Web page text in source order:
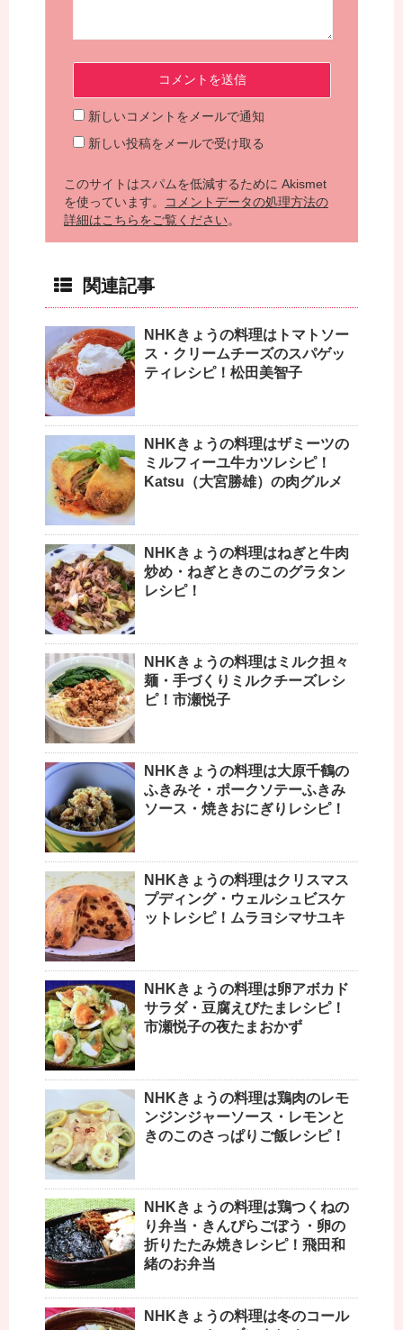
新しいコメントをメールで通知
新しい投稿をメールで受け取る
このサイトはスパムを低減するために Akismet
を使っています。
コメントデータの処理方法の
詳細はこちらをご覧ください。
関連記事
NHKきょうの料理はトマトソー
ス・クリームチーズのスパゲッ
ティレシピ！松田美智子
NHKきょうの料理はザミーツの
ミルフィーユ牛カツレシピ！
Katsu（大宮勝雄）の肉グルメ
NHKきょうの料理はねぎと牛肉
炒め・ねぎときのこのグラタン
レシピ！
NHKきょうの料理はミルク担々
麺・手づくりミルクチーズレシ
ピ！市瀬悦子
NHKきょうの料理は大原千鶴の
ふきみそ・ポークソテーふきみ
ソース・焼きおにぎりレシピ！
NHKきょうの料理はクリスマス
プディング・ウェルシュビスケ
ットレシピ！ムラヨシマサユキ
NHKきょうの料理は卵アボカド
サラダ・豆腐えびたまレシピ！
市瀬悦子の夜たまおかず
NHKきょうの料理は鶏肉のレモ
ンジンジャーソース・レモンと
きのこのさっぱりご飯レシピ！
NHKきょうの料理は鶏つくねの
り弁当・きんぴらごぼう・卵の
折りたたみ焼きレシピ！飛田和
緒のお弁当
NHKきょうの料理は冬のコール